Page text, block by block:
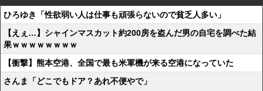
ひろゆき「性欲弱い人は仕事も頑張らないので貧乏人多い」
【えぇ…】シャインマスカット約200房を盗んだ男の自宅を調べた結
果ｗｗｗｗｗｗｗｗ
【衝撃】熊本空港、全国で最も米軍機が来る空港になっていた
さんま「どこでもドア？あれ不便やで」